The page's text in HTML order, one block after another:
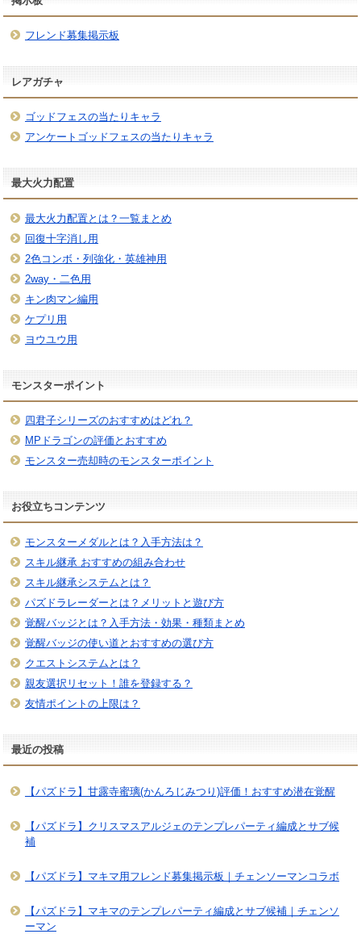
フレンド募集掲示板
レアガチャ
ゴッドフェスの当たりキャラ
アンケートゴッドフェスの当たりキャラ
最大火力配置
最大火力配置とは？一覧まとめ
回復十字消し用
2色コンボ・列強化・英雄神用
2way・二色用
キン肉マン編用
ケプリ用
ヨウユウ用
モンスターポイント
四君子シリーズのおすすめはどれ？
MPドラゴンの評価とおすすめ
モンスター売却時のモンスターポイント
お役立ちコンテンツ
モンスターメダルとは？入手方法は？
スキル継承 おすすめの組み合わせ
スキル継承システムとは？
パズドラレーダーとは？メリットと遊び方
覚醒バッジとは？入手方法・効果・種類まとめ
覚醒バッジの使い道とおすすめの選び方
クエストシステムとは？
親友選択リセット！誰を登録する？
友情ポイントの上限は？
最近の投稿
【パズドラ】甘露寺蜜璃(かんろじみつり)評価！おすすめ潜在覚醒
【パズドラ】クリスマスアルジェのテンプレパーティ編成とサブ候
補
【パズドラ】マキマ用フレンド募集掲示板｜チェンソーマンコラボ
【パズドラ】マキマのテンプレパーティ編成とサブ候補｜チェンソ
ーマン